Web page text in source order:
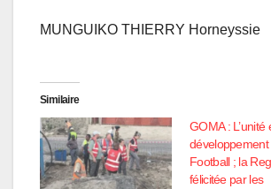
MUNGUIKO THIERRY Horneyssie
Similaire
GOMA : L’unité
Football ; la
félicitée par les